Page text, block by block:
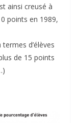
ainsi creusé à
points en 1989,
d’élèves
de 15 points